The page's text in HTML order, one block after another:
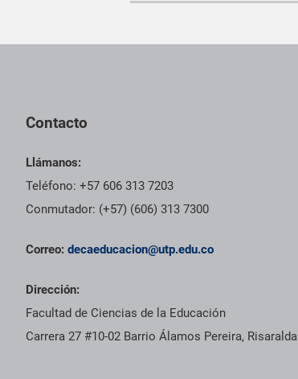
Contacto
Llámanos:
Teléfono: +57 606 313 7203
Conmutador: (+57) (606) 313 7300
Correo: decaeducacion@utp.edu.co
Dirección:
Facultad de Ciencias de la Educación
Carrera 27 #10-02 Barrio Álamos Pereira, Risaralda